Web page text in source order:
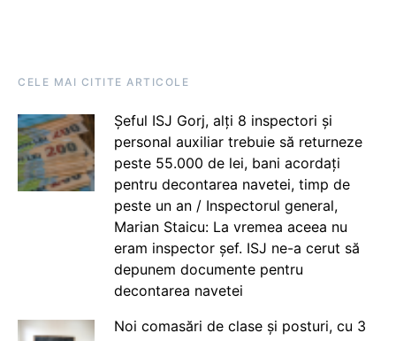
CELE MAI CITITE ARTICOLE
Șeful ISJ Gorj, alți 8 inspectori și
personal auxiliar trebuie să returneze
peste 55.000 de lei, bani acordați
pentru decontarea navetei, timp de
peste un an / Inspectorul general,
Marian Staicu: La vremea aceea nu
eram inspector șef. ISJ ne-a cerut să
depunem documente pentru
decontarea navetei
Noi comasări de clase și posturi, cu 3